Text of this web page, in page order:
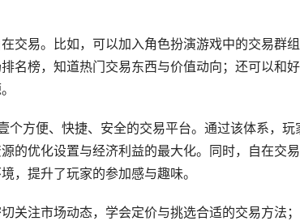
交易。比如，可以加入角色扮演游戏中的交易群
名榜，知道热门交易东西与价值动向；还可以和
方便、快捷、安全的交易平台。通过该体系，玩
的优化设置与经济利益的最大化。同时，自在交
，提升了玩家的参加感与趣味。
关注市场动态，学会定价与挑选合适的交易方法